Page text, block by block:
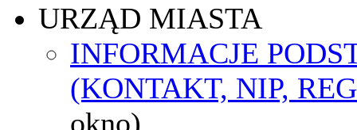
URZĄD MIASTA
INFORMACJE
(KONTAKT, NIP,
okno)